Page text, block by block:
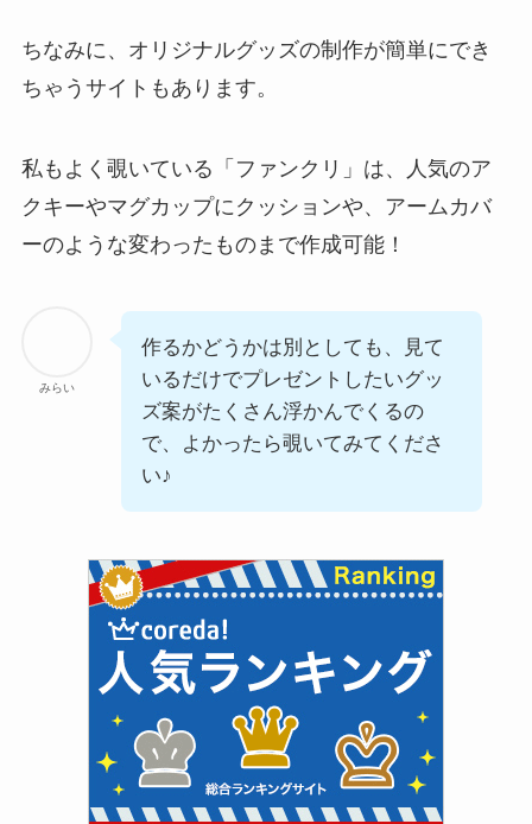
ちなみに、 オリジナルグッズの制作が簡単にでき
ちゃうサイトも あります。
私もよく覗いている「ファンクリ」は、人気のア
クキーやマグカップにクッションや、アームカバ
ーのような変わったものまで作成可能！
みらい
作るかどうかは別としても、見て
いるだけでプレゼントしたいグッ
ズ案がたくさん浮かんでくるの
で、よかったら覗いてみてくださ
い♪